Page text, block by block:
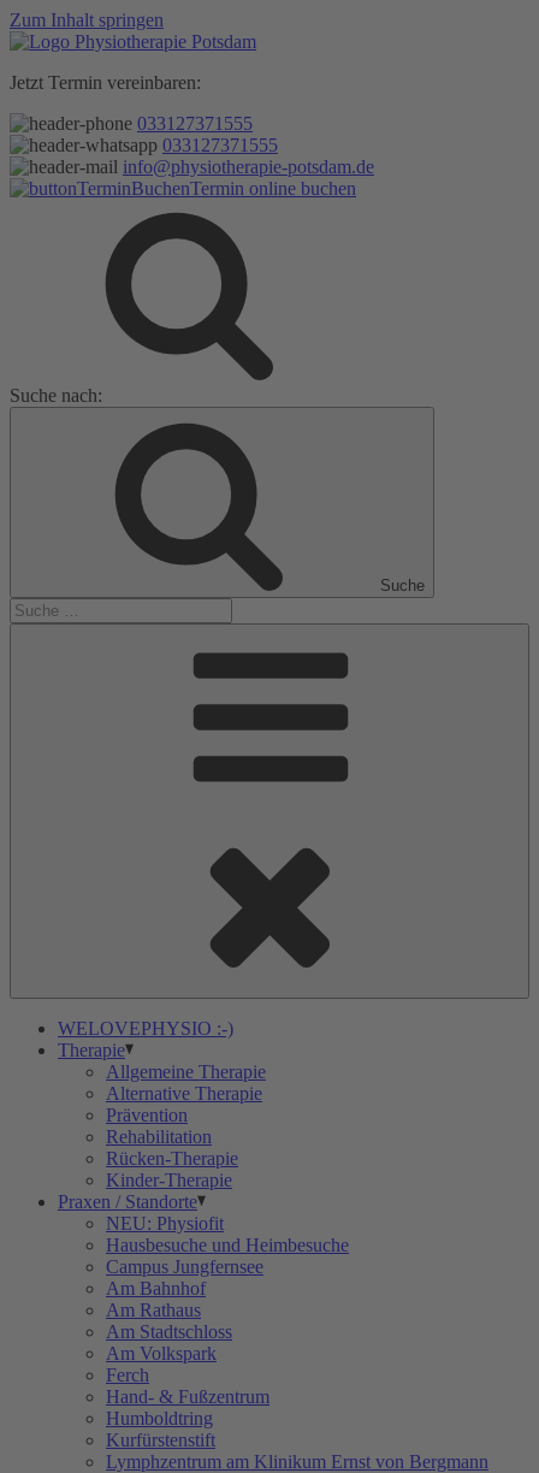
Zum Inhalt springen
Jetzt Termin vereinbaren:
033127371555
033127371555
info@physiotherapie-potsdam.de
Termin online buchen
Suche nach:
Suche
WELOVEPHYSIO :-)
Therapie
Allgemeine Therapie
Alternative Therapie
Prävention
Rehabilitation
Rücken-Therapie
Kinder-Therapie
Praxen / Standorte
NEU: Physiofit
Hausbesuche und Heimbesuche
Campus Jungfernsee
Am Bahnhof
Am Rathaus
Am Stadtschloss
Am Volkspark
Ferch
Hand- & Fußzentrum
Humboldtring
Kurfürstenstift
Lymphzentrum am Klinikum Ernst von Bergmann